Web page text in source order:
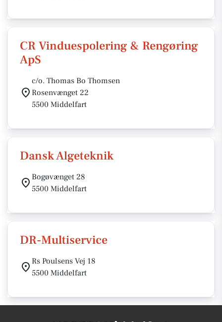
CR Vinduespolering & Rengøring
ApS
c/o. Thomas Bo Thomsen
Rosenvænget 22
5500 Middelfart
Dansk Algeteknik
Bogøvænget 28
5500 Middelfart
DR-Multiservice
Rs Poulsens Vej 18
5500 Middelfart